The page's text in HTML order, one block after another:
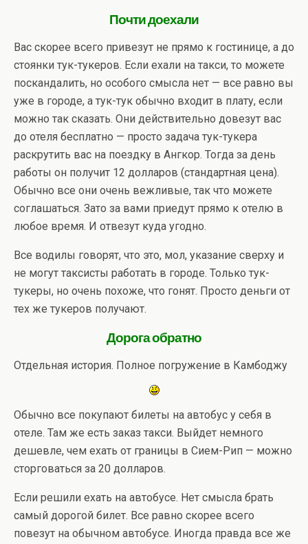
Почти доехали
Вас скорее всего привезут не прямо к гостинице, а до
стоянки тук-тукеров. Если ехали на такси, то можете
поскандалить, но особого смысла нет — все равно вы
уже в городе, а тук-тук обычно входит в плату, если
можно так сказать. Они действительно довезут вас
до отеля бесплатно — просто задача тук-тукера
раскрутить вас на поездку в Ангкор. Тогда за день
работы он получит 12 долларов (стандартная цена).
Обычно все они очень вежливые, так что можете
соглашаться. Зато за вами приедут прямо к отелю в
любое время. И отвезут куда угодно.
Все водилы говорят, что это, мол, указание сверху и
не могут таксисты работать в городе. Только тук-
тукеры, но очень похоже, что гонят. Просто деньги от
тех же тукеров получают.
Дорога обратно
Отдельная история. Полное погружение в Камбоджу
Обычно все покупают билеты на автобус у себя в
отеле. Там же есть заказ такси. Выйдет немного
дешевле, чем ехать от границы в Сием-Рип — можно
сторговаться за 20 долларов.
Если решили ехать на автобусе. Нет смысла брать
самый дорогой билет. Все равно скорее всего
повезут на обычном автобусе. Иногда правда все же